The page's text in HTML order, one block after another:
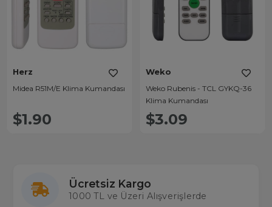
Herz
Midea R51M/E Klima Kumandası
$1.90
Weko
Weko Rubenis - TCL GYKQ-36
Klima Kumandası
$3.09
Ücretsiz Kargo
1000 TL ve Üzeri Alışverişlerde